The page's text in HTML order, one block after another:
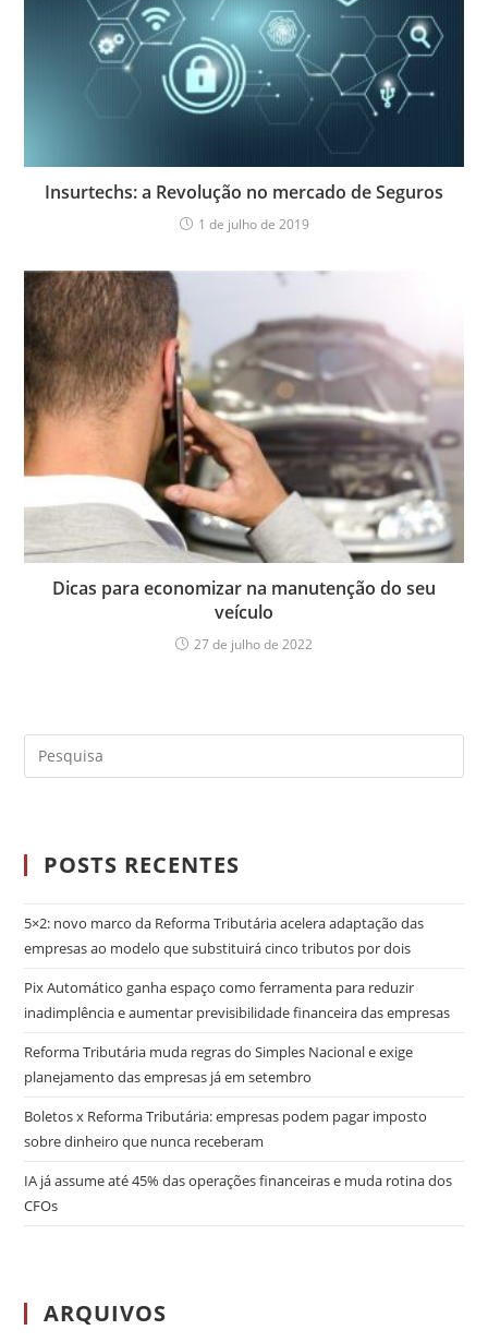
Insurtechs: a Revolução no mercado de Seguros
1 de julho de 2019
Dicas para economizar na manutenção do seu
veículo
27 de julho de 2022
POSTS RECENTES
5×2: novo marco da Reforma Tributária acelera adaptação das
empresas ao modelo que substituirá cinco tributos por dois
Pix Automático ganha espaço como ferramenta para reduzir
inadimplência e aumentar previsibilidade financeira das empresas
Reforma Tributária muda regras do Simples Nacional e exige
planejamento das empresas já em setembro
Boletos x Reforma Tributária: empresas podem pagar imposto
sobre dinheiro que nunca receberam
IA já assume até 45% das operações financeiras e muda rotina dos
CFOs
ARQUIVOS